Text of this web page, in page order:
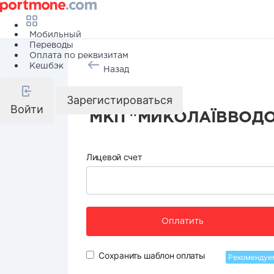
Мобильный
Переводы
Оплата по реквизитам
Кешбэк
Войти
Зарегистироваться
Назад
МКП
Лицевой счет
Оплатить
Сохранить шаблон оплаты